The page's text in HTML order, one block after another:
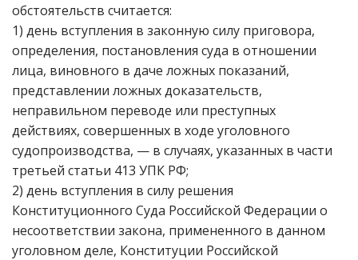
обстоятельств считается:
1) день вступления в законную силу приговора,
определения, постановления суда в отношении
лица, виновного в даче ложных показаний,
представлении ложных доказательств,
неправильном переводе или преступных
действиях, совершенных в ходе уголовного
судопроизводства, — в случаях, указанных в части
третьей статьи 413 УПК РФ;
2) день вступления в силу решения
Конституционного Суда Российской Федерации о
несоответствии закона, примененного в данном
уголовном деле, Конституции Российской